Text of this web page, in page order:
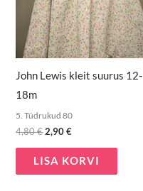
John Lewis kleit suurus 12-
18m
5. Tüdrukud 80
4,80€2,90€
LISA KORVI